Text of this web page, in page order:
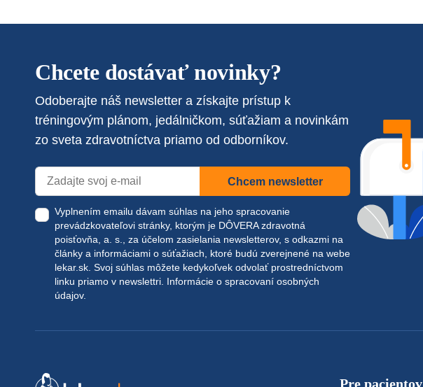
Chcete dostávať novinky?
Odoberajte náš newsletter a získajte prístup k
tréningovým plánom, jedálničkom, súťažiam a novinkám
zo sveta zdravotníctva priamo od odborníkov.
Chcem newsletter
Vyplnením emailu dávam súhlas na jeho spracovanie
prevádzkovateľovi stránky, ktorým je DÔVERA zdravotná
poisťovňa, a. s., za účelom zasielania newsletterov, s odkazmi na
články a informáciami o súťažiach, ktoré budú zverejnené na webe
lekar.sk. Svoj súhlas môžete kedykoľvek odvolať prostredníctvom
linku priamo v newslettri. Informácie o spracovaní osobných
údajov.
Pre pacientov